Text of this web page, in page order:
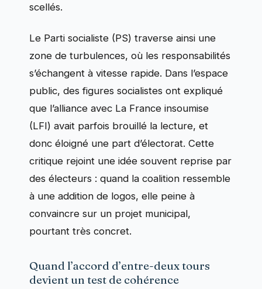
scellés.
Le Parti socialiste (PS) traverse ainsi une
zone de turbulences, où les responsabilités
s’échangent à vitesse rapide. Dans l’espace
public, des figures socialistes ont expliqué
que l’alliance avec La France insoumise
(LFI) avait parfois brouillé la lecture, et
donc éloigné une part d’électorat. Cette
critique rejoint une idée souvent reprise par
des électeurs : quand la coalition ressemble
à une addition de logos, elle peine à
convaincre sur un projet municipal,
pourtant très concret.
Quand l’accord d’entre-deux tours
devient un test de cohérence